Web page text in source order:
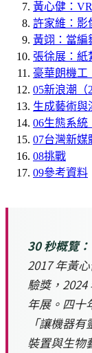
黃心健：
許家維：影
黃翊：當編
張徐展：紙
豪華朗機工
05新浪潮（
生成藝術與
06生態系統
07台灣新媒
08挑戰
09參考資料
30 秒概覽：
2017 年黃
驗獎，
年展。四十
「讓機器
裝置與生物